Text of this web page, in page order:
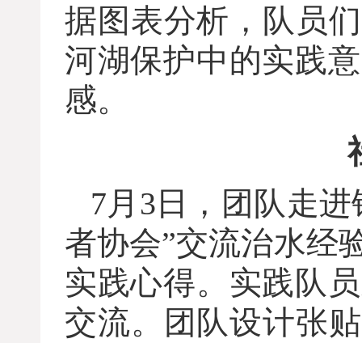
据图表分析，队员
河湖保护中的实践
感。
7月3日，团队走
者协会”交流治水经
实践心得。实践队
交流。团队设计张